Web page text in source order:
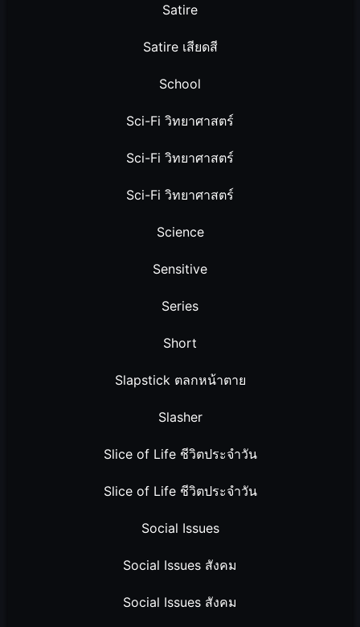
Satire
Satire เสียดสี
School
Sci-Fi วิทยาศาสตร์
Sci-Fi วิทยาศาสตร์
Sci-Fi วิทยาศาสตร์
Science
Sensitive
Series
Short
Slapstick ตลกหน้าตาย
Slasher
Slice of Life ชีวิตประจำวัน
Slice of Life ชีวิตประจำวัน
Social Issues
Social Issues สังคม
Social Issues สังคม